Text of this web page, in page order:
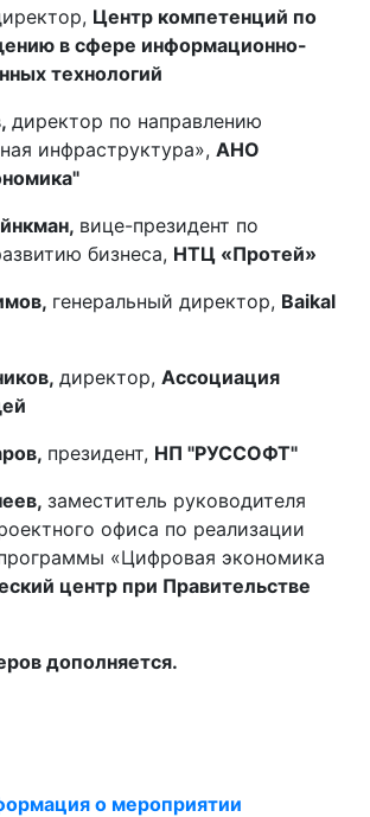
Центр компетенций по
в сфере информационно-
технологий
директор по направлению
инфраструктура», АНО
вице-президент по
бизнеса, НТЦ «Протей»
генеральный директор, Baikal
директор, Ассоциация
президент, НП "РУССОФТ"
заместитель руководителя
офиса по реализации
«Цифровая экономика
центр при Правительстве
дополняется.
о мероприятии